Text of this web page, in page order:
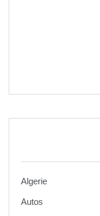
Algerie
Autos